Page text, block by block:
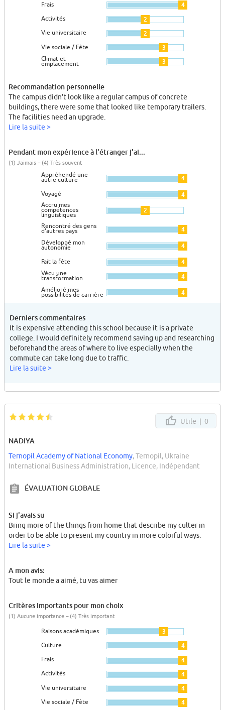
Frais 4
Activités 2
Vie universitaire 2
Vie sociale / Fête 3
Climat et
emplacement 3
Recommandation personnelle
The campus didn't look like a regular campus of concrete
buildings, there were some that looked like temporary trailers.
The facilities need an upgrade.
Lire la suite >
Pendant mon expérience à l'étranger j'ai...
(1) Jaimais – (4) Très souvent
Appréhendé une
autre culture 4
Voyagé 4
Accru mes
compétences
linguistiques
2
Rencontré des gens
d'autres pays 4
Développé mon
autonomie 4
Fait la fête 4
Vécu une
transformation 4
Amélioré mes
possibilités de carrière 4
Derniers commentaires
It is expensive attending this school because it is a private
college. I would definitely recommend saving up and researching
beforehand the areas of where to live especially when the
commute can take long due to traffic.
Lire la suite >
Utile | 0
NADIYA
Ternopil Academy of National Economy, Ternopil, Ukraine
International Business Administration, Licence, Indépendant
ÉVALUATION GLOBALE
Si j'avais su
Bring more of the things from home that describe my culter in
order to be able to present my country in more colorful ways.
Lire la suite >
A mon avis:
Tout le monde a aimé, tu vas aimer
Critères importants pour mon choix
(1) Aucune importance – (4) Très important
Raisons académiques 3
Culture 4
Frais 4
Activités 4
Vie universitaire 4
Vie sociale / Fête 4